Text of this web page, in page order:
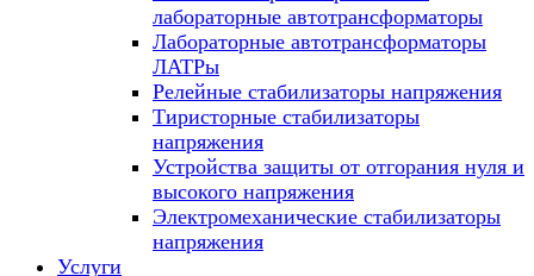
лабораторные автотрансформаторы
Лабораторные автотрансформаторы
ЛАТРы
Релейные стабилизаторы напряжения
Тиристорные стабилизаторы
напряжения
Устройства защиты от отгорания нуля и
высокого напряжения
Электромеханические стабилизаторы
напряжения
Услуги